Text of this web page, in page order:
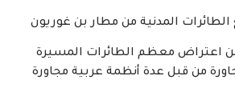
المدنية من مطار بن غوريون
عن اعتراض معظم الطائرات المسيرة
من قبل عدة أنظمة عربية مجاورة